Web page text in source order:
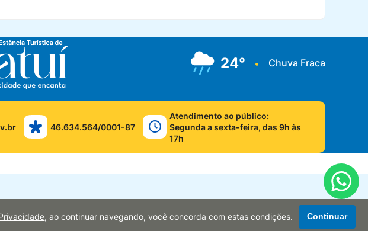
24° • Chuva Fraca
46.634.564/0001-87
Atendimento ao público:
Segunda a sexta-feira, das 9h às
17h
, ao continuar navegando, você concorda com estas condições. Continuar